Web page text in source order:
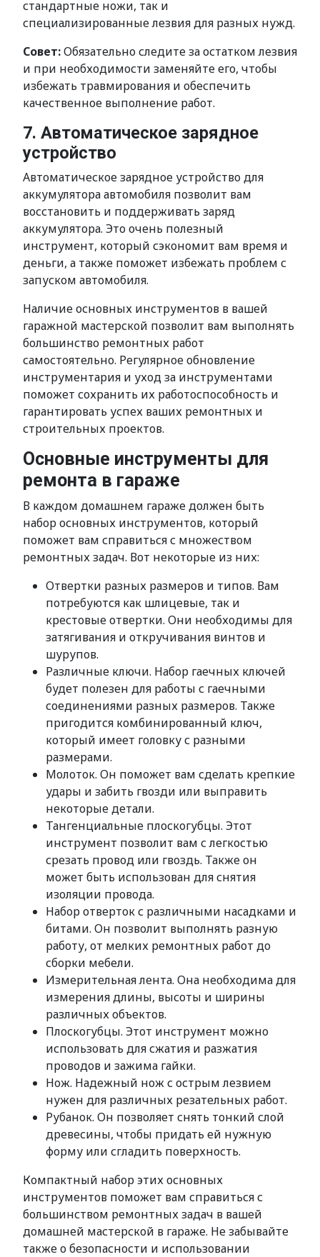
стандартные ножи, так и
специализированные лезвия для разных нужд.
Совет:Обязательно следите за остатком лезвия
и при необходимости заменяйте его, чтобы
избежать травмирования и обеспечить
качественное выполнение работ.
7. Автоматическое зарядное
устройство
Автоматическое зарядное устройство для
аккумулятора автомобиля позволит вам
восстановить и поддерживать заряд
аккумулятора. Это очень полезный
инструмент, который сэкономит вам время и
деньги, а также поможет избежать проблем с
запуском автомобиля.
Наличие основных инструментов в вашей
гаражной мастерской позволит вам выполнять
большинство ремонтных работ
самостоятельно. Регулярное обновление
инструментария и уход за инструментами
поможет сохранить их работоспособность и
гарантировать успех ваших ремонтных и
строительных проектов.
Основные инструменты для
ремонта в гараже
В каждом домашнем гараже должен быть
набор основных инструментов, который
поможет вам справиться с множеством
ремонтных задач. Вот некоторые из них:
Отвертки разных размеров и типов. Вам
потребуются как шлицевые, так и
крестовые отвертки. Они необходимы для
затягивания и откручивания винтов и
шурупов.
Различные ключи. Набор гаечных ключей
будет полезен для работы с гаечными
соединениями разных размеров. Также
пригодится комбинированный ключ,
который имеет головку с разными
размерами.
Молоток. Он поможет вам сделать крепкие
удары и забить гвозди или выправить
некоторые детали.
Тангенциальные плоскогубцы. Этот
инструмент позволит вам с легкостью
срезать провод или гвоздь. Также он
может быть использован для снятия
изоляции провода.
Набор отверток с различными насадками и
битами. Он позволит выполнять разную
работу, от мелких ремонтных работ до
сборки мебели.
Измерительная лента. Она необходима для
измерения длины, высоты и ширины
различных объектов.
Плоскогубцы. Этот инструмент можно
использовать для сжатия и разжатия
проводов и зажима гайки.
Нож. Надежный нож с острым лезвием
нужен для различных резательных работ.
Рубанок. Он позволяет снять тонкий слой
древесины, чтобы придать ей нужную
форму или сгладить поверхность.
Компактный набор этих основных
инструментов поможет вам справиться с
большинством ремонтных задач в вашей
домашней мастерской в гараже. Не забывайте
также о безопасности и использовании